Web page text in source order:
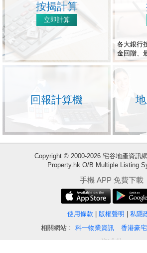
按揭計算
立即計算
各大銀行
金回贈、
回報計算機
Copyright © 2000-2026 宅谷地產資訊
Property.hk O/B Multiple Listing
手機 APP 免費下載
使用條款 版權聲明
私隱
相關網站 :
科一物業資訊 香港豪
Ver. 9.41